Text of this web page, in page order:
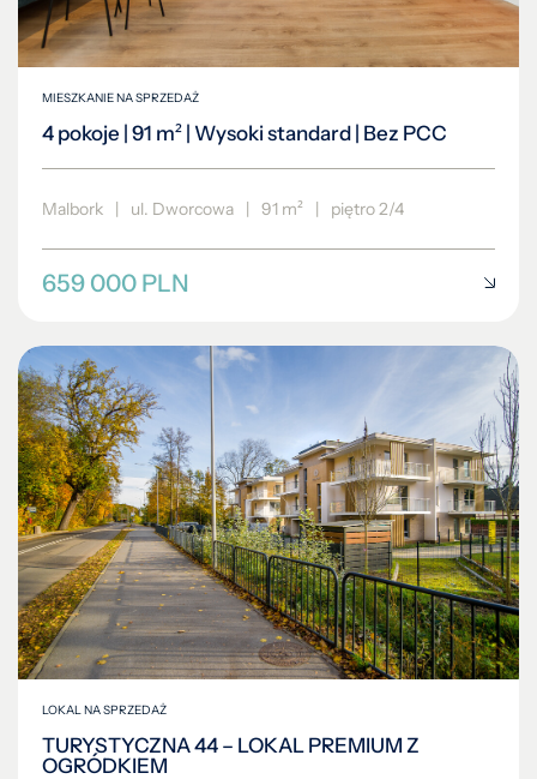
MIESZKANIE NA SPRZEDAŻ
4 pokoje | 91 m² | Wysoki standard | Bez PCC
Malbork | ul. Dworcowa | 91 m² | piętro 2/4
659 000 PLN
LOKAL NA SPRZEDAŻ
TURYSTYCZNA 44 – LOKAL PREMIUM Z
OGRÓDKIEM